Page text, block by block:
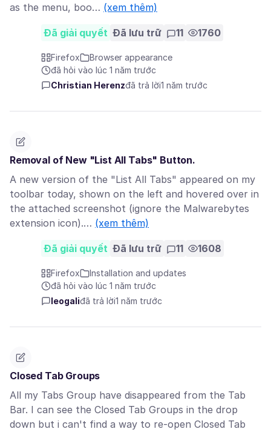
as the menu, boo… (xem thêm)
Đã giải quyết Đã lưu trữ 11 1760
Firefox
Browser appearance
đã hỏi vào lúc 1 năm trước
Christian Herenzđã trả lời1 năm trước
Removal of New "List All Tabs" Button.
A new version of the "List All Tabs" appeared on my
toolbar today, shown on the left and hovered over in
the attached screenshot (ignore the Malwarebytes
extension icon).… (xem thêm)
Đã giải quyết Đã lưu trữ 11 1608
Firefox
Installation and updates
đã hỏi vào lúc 1 năm trước
leogaliđã trả lời1 năm trước
Closed Tab Groups
All my Tabs Group have disappeared from the Tab
Bar. I can see the Closed Tab Groups in the drop
down but i can't find a way to re-open Closed Tab